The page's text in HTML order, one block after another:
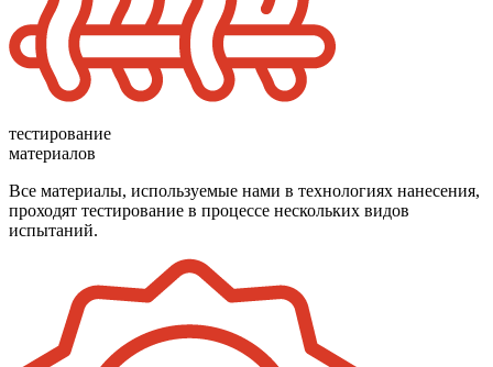
тестирование
материалов
Все материалы, используемые нами в технологиях нанесения,
проходят тестирование в процессе нескольких видов
испытаний.